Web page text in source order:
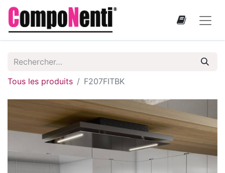
Tous les produits F207FITBK